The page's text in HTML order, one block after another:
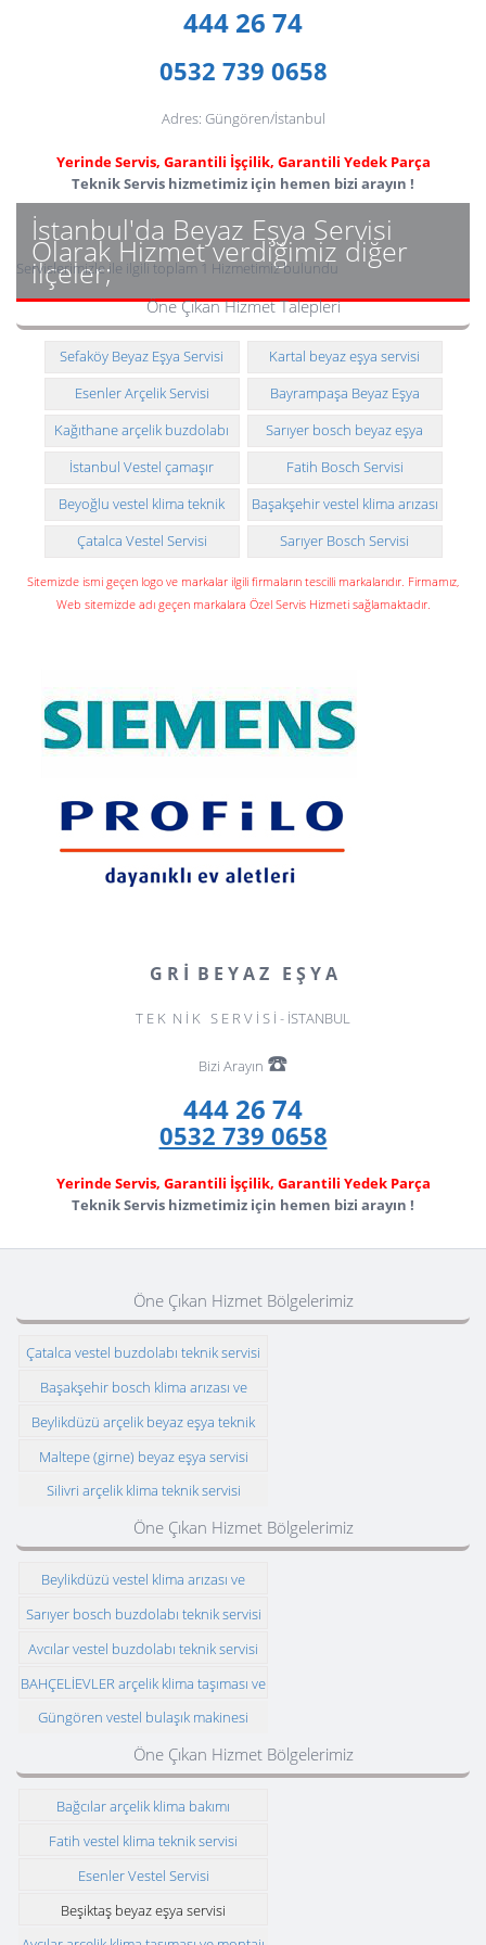
444 26 74
0532 739 0658
Adres: Güngören/İstanbul
Yerinde Servis, Garantili İşçilik, Garantili Yedek Parça
Teknik Servis hizmetimiz için hemen bizi arayın !
İstanbul'da Beyaz Eşya Servisi
Olarak Hizmet verdiğimiz diğer
ilçeler;
Servislerimizle ile ilgili toplam 1 Hizmetimiz bulundu
Öne Çıkan Hizmet Talepleri
Sefaköy Beyaz Eşya Servisi
Telefonu
Kartal beyaz eşya servisi
Esenler Arçelik Servisi
Bayrampaşa Beyaz Eşya
Servisi Telefonu
Kağıthane arçelik buzdolabı
teknik servisi
Sarıyer bosch beyaz eşya
teknik servisi
İstanbul Vestel çamaşır
makinesi teknik servisi
Fatih Bosch Servisi
Beyoğlu vestel klima teknik
servisi
Başakşehir vestel klima arızası
ve montajı
Çatalca Vestel Servisi Sarıyer Bosch Servisi
Sitemizde ismi geçen logo ve markalar ilgili firmaların tescilli markalarıdır. Firmamız,
Web sitemizde adı geçen markalara Özel Servis Hizmeti sağlamaktadır.
G R İ B E Y A Z E Ş Y A
T E K N İ K S E R V İ S İ - İSTANBUL
Bizi Arayın ☎️
444 26 74
0532 739 0658
Yerinde Servis, Garantili İşçilik, Garantili Yedek Parça
Teknik Servis hizmetimiz için hemen bizi arayın !
Öne Çıkan Hizmet Bölgelerimiz
Çatalca vestel buzdolabı teknik servisi
Başakşehir bosch klima arızası ve
Beylikdüzü arçelik beyaz eşya teknik
Maltepe (girne) beyaz eşya servisi
Silivri arçelik klima teknik servisi
Öne Çıkan Hizmet Bölgelerimiz
Beylikdüzü vestel klima arızası ve
Sarıyer bosch buzdolabı teknik servisi
Avcılar vestel buzdolabı teknik servisi
BAHÇELİEVLER arçelik klima taşıması ve
Güngören vestel bulaşık makinesi
Öne Çıkan Hizmet Bölgelerimiz
Bağcılar arçelik klima bakımı
Fatih vestel klima teknik servisi
Esenler Vestel Servisi
Beşiktaş beyaz eşya servisi